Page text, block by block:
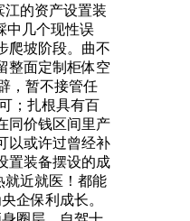
江的资产设置装
中几个现性误
爬坡阶段。曲不
整面定制柜体空
，暂不接管任
；扎根具有百
同价钱区间里产
以或许过曾经补
置装备摆设的成
就近就医！都能
企保利成长。